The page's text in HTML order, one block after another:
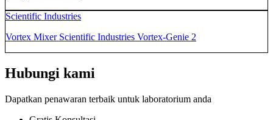
Scientific Industries
Vortex Mixer Scientific Industries Vortex-Genie 2
Hubungi kami
Dapatkan penawaran terbaik untuk laboratorium anda